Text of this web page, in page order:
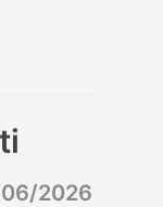
2026